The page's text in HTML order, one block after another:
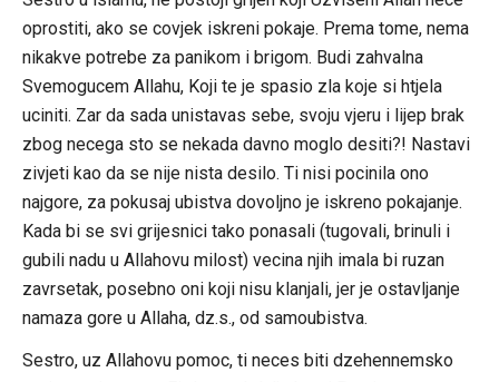
oprostiti, ako se covjek iskreni pokaje. Prema tome, nema
nikakve potrebe za panikom i brigom. Budi zahvalna
Svemogucem Allahu, Koji te je spasio zla koje si htjela
uciniti. Zar da sada unistavas sebe, svoju vjeru i lijep brak
zbog necega sto se nekada davno moglo desiti?! Nastavi
zivjeti kao da se nije nista desilo. Ti nisi pocinila ono
najgore, za pokusaj ubistva dovoljno je iskreno pokajanje.
Kada bi se svi grijesnici tako ponasali (tugovali, brinuli i
gubili nadu u Allahovu milost) vecina njih imala bi ruzan
zavrsetak, posebno oni koji nisu klanjali, jer je ostavljanje
namaza gore u Allaha, dz.s., od samoubistva.
Sestro, uz Allahovu pomoc, ti neces biti dzehennemsko